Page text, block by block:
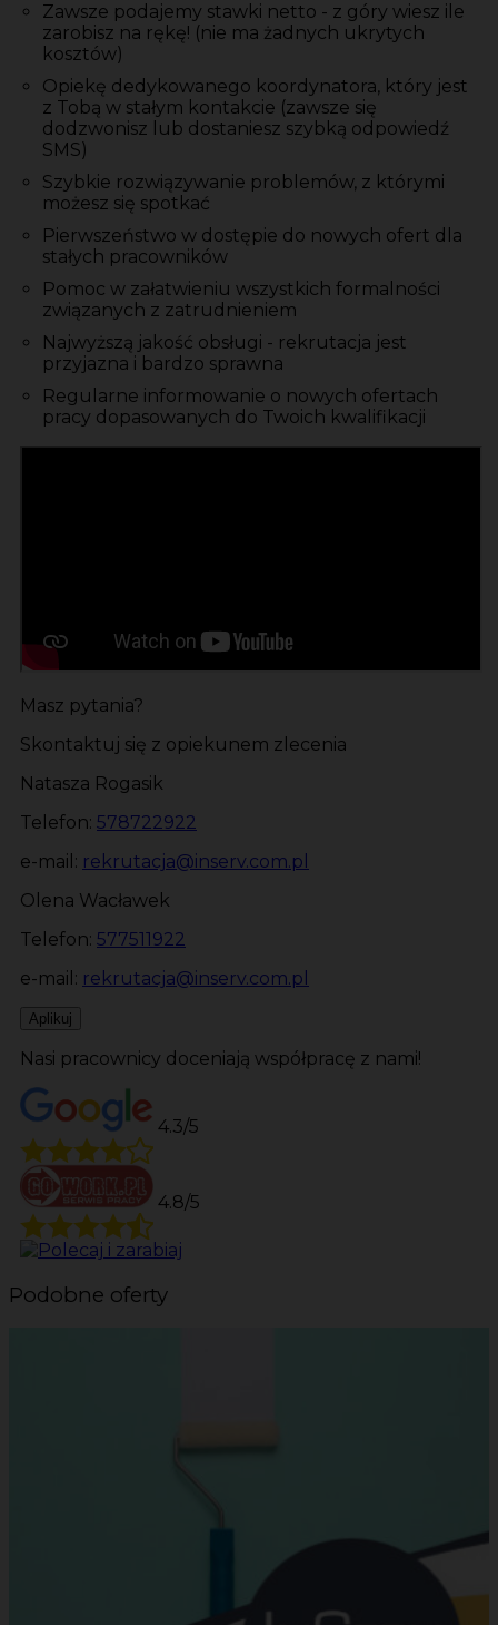
Zawsze podajemy stawki netto - z góry wiesz ile
zarobisz na rękę! (nie ma żadnych ukrytych
kosztów)
Opiekę dedykowanego koordynatora, który jest
z Tobą w stałym kontakcie (zawsze się
dodzwonisz lub dostaniesz szybką odpowiedź
SMS)
Szybkie rozwiązywanie problemów, z którymi
możesz się spotkać
Pierwszeństwo w dostępie do nowych ofert dla
stałych pracowników
Pomoc w załatwieniu wszystkich formalności
związanych z zatrudnieniem
Najwyższą jakość obsługi - rekrutacja jest
przyjazna i bardzo sprawna
Regularne informowanie o nowych ofertach
pracy dopasowanych do Twoich kwalifikacji
Masz pytania?
Skontaktuj się z opiekunem zlecenia
Natasza Rogasik
Telefon: 578722922
e-mail: rekrutacja@inserv.com.pl
Olena Wacławek
Telefon: 577511922
e-mail: rekrutacja@inserv.com.pl
Aplikuj
Nasi pracownicy doceniają współpracę z nami!
4.3/5
4.8/5
Podobne oferty